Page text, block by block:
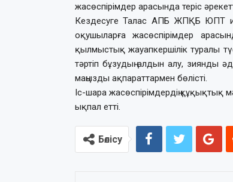
жасөспірімдер арасында теріс
Кездесуге Талас АПБ ЖПҚБ ЮПТ
оқушыларға жасөспірімдер
қылмыстық жауапкершілік туралы
тәртіп бұзудың алдын алу, зиянды
маңызды ақпараттармен бөлісті.
Іс-шара жасөспірімдердің құқықтық
ықпал етті.
Бөлісу